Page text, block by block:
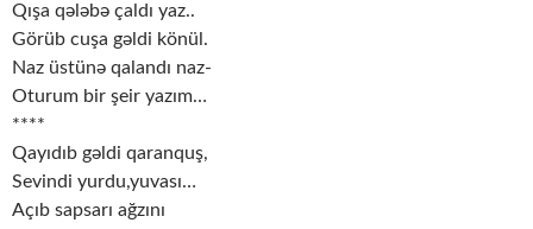
Qışa qələbə çaldı yaz..
Görüb cuşa gəldi könül.
Naz üstünə qalandı naz-
Oturum bir şeir yazım…
****
Qayıdıb gəldi qaranquş,
Sevindi yurdu,yuvası…
Açıb sapsarı ağzını